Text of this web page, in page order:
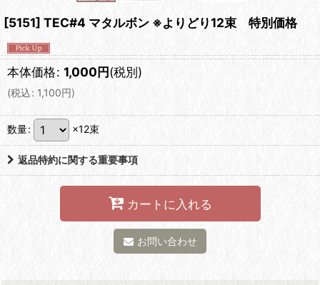
[5151] TEC#4 マタルボン ※よりどり12束 特別価格
本体価格: 1,000円(税別)
(税込: 1,100円)
数量: ×12束
返品特約に関する重要事項
カートに入れる
お問い合わせ